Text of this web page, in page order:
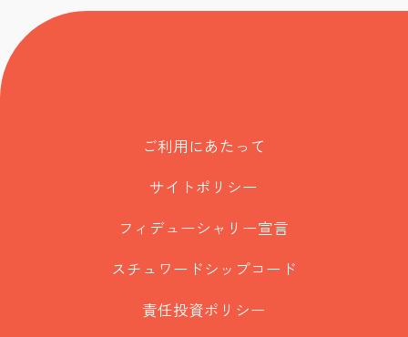
ご利用にあたって
サイトポリシー
フィデューシャリー宣言
スチュワードシップコード
責任投資ポリシー